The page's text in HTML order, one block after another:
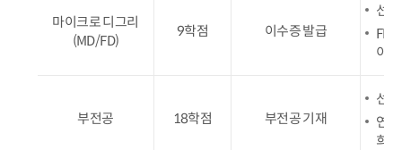
마이크로 디그리
(MD/FD)
9학점 이수증 발급
선
FD
이
부전공 18학점 부전공 기재
선
연
희